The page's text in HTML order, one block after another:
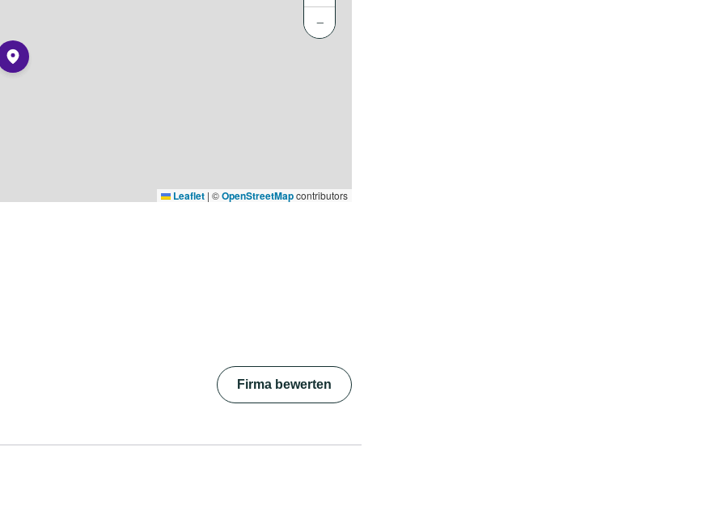
−
Leaflet | ©OpenStreetMapcontributors
Firma bewerten